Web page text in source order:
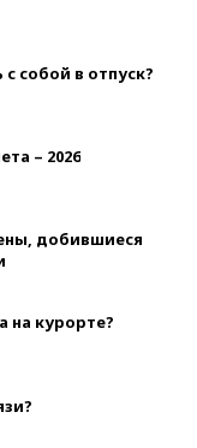
собой в отпуск?
– 2026
добившиеся
на курорте?